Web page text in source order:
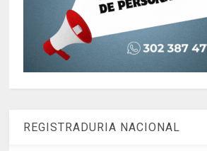
REGISTRADURIA NACIONAL